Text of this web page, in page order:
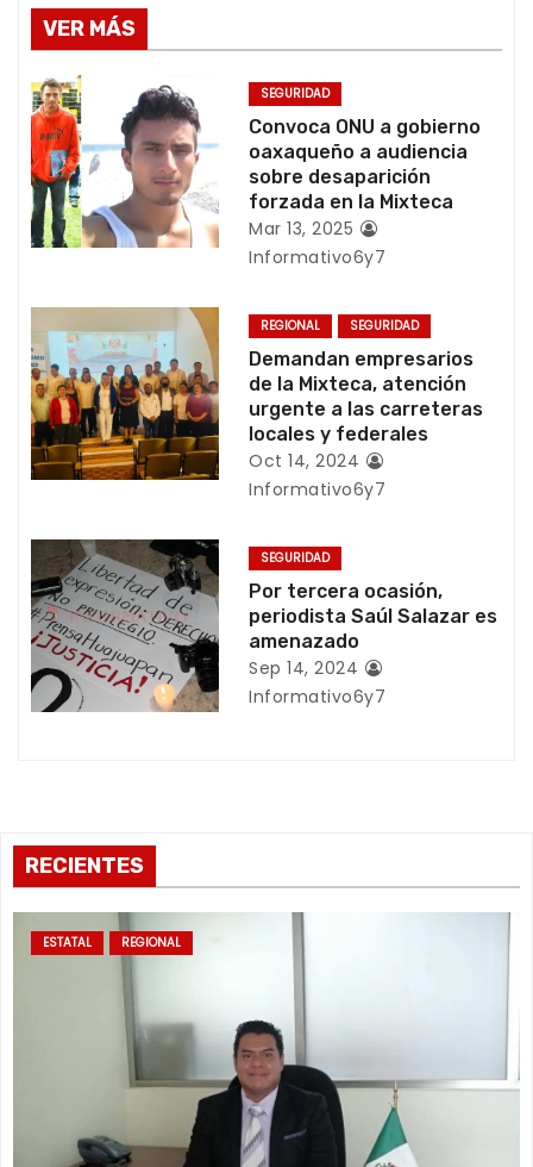
e
g
a
c
i
n
d
e
e
t
r
a
d
VER MÁS
SEGURIDAD
Convoca ONU a gobierno
oaxaqueño a audiencia
sobre desaparición
forzada en la Mixteca
Mar 13, 2025
Informativo6y7
REGIONAL SEGURIDAD
Demandan empresarios
de la Mixteca, atención
urgente a las carreteras
locales y federales
Oct 14, 2024
Informativo6y7
SEGURIDAD
Por tercera ocasión,
periodista Saúl Salazar es
amenazado
Sep 14, 2024
Informativo6y7
RECIENTES
ESTATAL REGIONAL